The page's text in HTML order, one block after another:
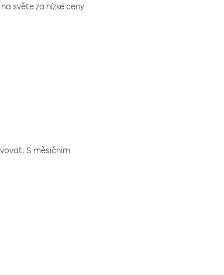
světe za nízké ceny
S měsíčním